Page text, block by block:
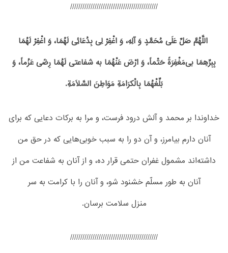
///////////////////////////////////////////
اللَّهُمَّ صَلِّ عَلَی مُحَمَّدٍ وَ آلِهِ، وَ اغْفِرْ لِی بِدُعَائِی لَهُمَا، وَ اغْفِرْ لَهُمَا
بِبِرِّهِمَا بی‌مَغْفِرَةً حَتْماً، وَ ارْضَ عَنْهُمَا به شفاعتی لَهُمَا رِضًی عَزْماً، وَ
بَلِّغْهُمَا بِالْکرَامَةِ مَوَاطِنَ السَّلَامَةِ.
خداوندا بر محمد و آلش درود فرست، و مرا به برکات دعایی که برای
آنان دارم بیامرز، و آن دو را به سبب خوبی‌هایی که در حق من
داشته‌اند مشمول غفران حتمی قرار ده، و از آنان به شفاعت من از
آنان به طور مسلّم خشنود شو، و آنان را با کرامت به سر
منزل سلامت برسان.
///////////////////////////////////////////